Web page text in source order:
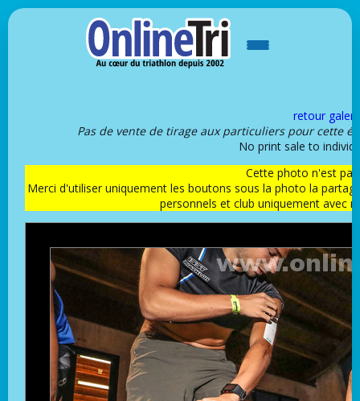
retour
Pas de vente de tirage aux particuliers pour cette
No print sale to
Cette photo n'est
Merci d'utiliser uniquement les boutons sous la photo la
personnels et club uniquement avec